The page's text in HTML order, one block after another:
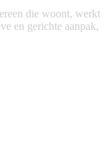
die woont, werkt
en gerichte aanpak,